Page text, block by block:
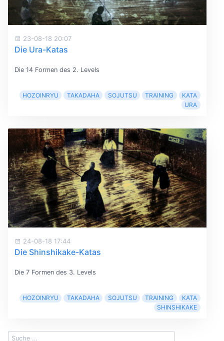
23-08-18 20:07
Die Ura-Katas
Die 14 Formen des 2. Levels
HOZOINRYU TAKADAHA SOJUTSU TRAINING
KATA
URA
24-08-18 17:44
Die Shinshikake-Katas
Die 7 Formen des 3. Levels
HOZOINRYU TAKADAHA SOJUTSU TRAINING
KATA
SHINSHIKAKE